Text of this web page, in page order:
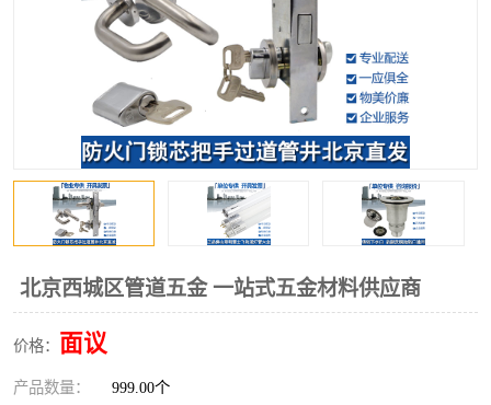
北京西城区管道五金 一站式五金材料供应商
价格： 面议
产品数量： 999.00个